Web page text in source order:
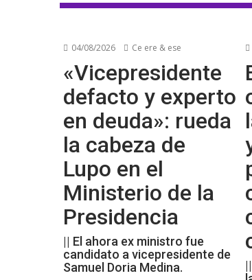
04/08/2026 Ce ere & ese
«Vicepresidente
defacto y experto
en deuda»: rueda
la cabeza de
Lupo en el
Ministerio de la
Presidencia
|| El ahora ex ministro fue
candidato a vicepresidente de
Samuel Doria Medina.